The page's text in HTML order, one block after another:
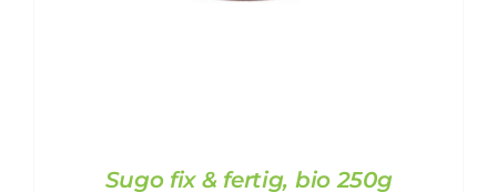
Sugo fix & fertig, bio 250g